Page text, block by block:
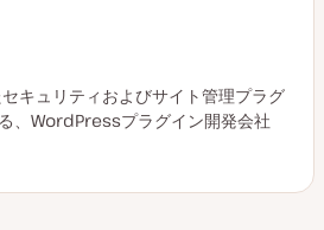
キュリティおよびサイト管理プラグ
、WordPressプラグイン開発会社